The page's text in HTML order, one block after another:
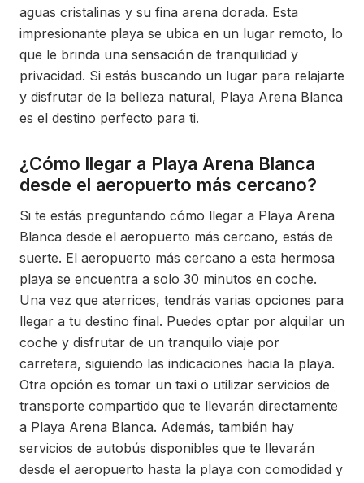
aguas cristalinas y su fina arena dorada. Esta
impresionante playa se ubica en un lugar remoto, lo
que le brinda una sensación de tranquilidad y
privacidad. Si estás buscando un lugar para relajarte
y disfrutar de la belleza natural, Playa Arena Blanca
es el destino perfecto para ti.
¿Cómo llegar a Playa Arena Blanca
desde el aeropuerto más cercano?
Si te estás preguntando cómo llegar a Playa Arena
Blanca desde el aeropuerto más cercano, estás de
suerte. El aeropuerto más cercano a esta hermosa
playa se encuentra a solo 30 minutos en coche.
Una vez que aterrices, tendrás varias opciones para
llegar a tu destino final. Puedes optar por alquilar un
coche y disfrutar de un tranquilo viaje por
carretera, siguiendo las indicaciones hacia la playa.
Otra opción es tomar un taxi o utilizar servicios de
transporte compartido que te llevarán directamente
a Playa Arena Blanca. Además, también hay
servicios de autobús disponibles que te llevarán
desde el aeropuerto hasta la playa con comodidad y